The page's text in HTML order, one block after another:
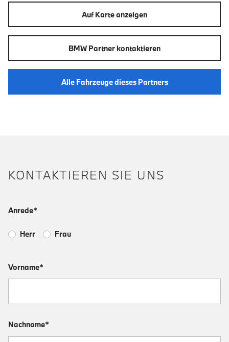
Auf Karte anzeigen
BMW Partner kontaktieren
Alle Fahrzeuge dieses Partners
KONTAKTIEREN SIE UNS
Anrede*
Herr Frau
Vorname*
Nachname*